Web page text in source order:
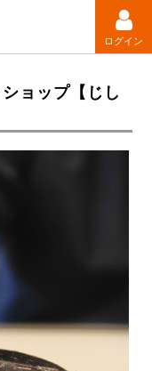
ログイン
ョップ【じし